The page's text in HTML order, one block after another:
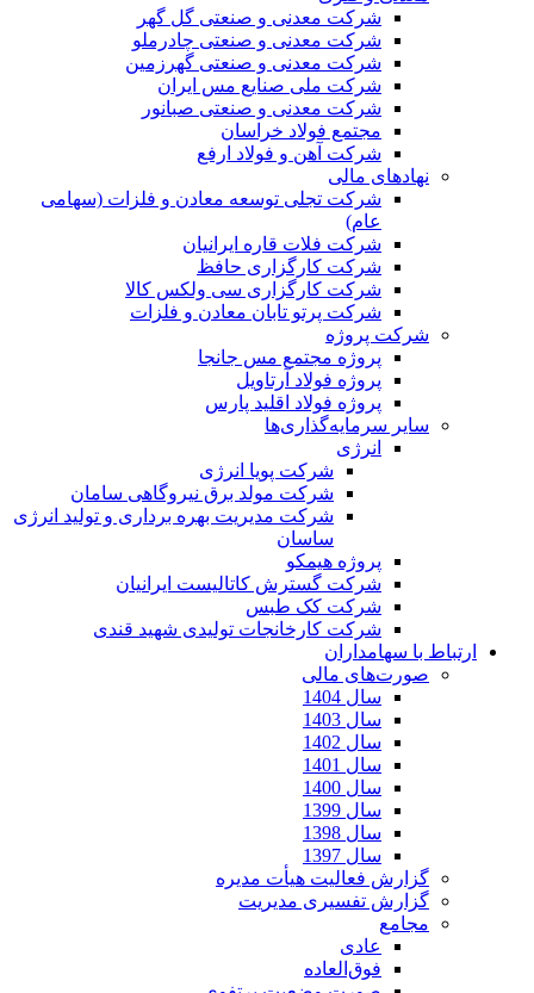
شرکت معدنی و صنعتی گل گهر
شرکت معدنی و صنعتی چادرملو
شرکت معدنی و صنعتی گهرزمین
شرکت ملی صنایع مس ایران
شرکت معدنی و صنعتی صبانور
مجتمع فولاد خراسان
شرکت آهن و فولاد ارفع
نهادهای مالی
شرکت تجلی توسعه معادن و فلزات (سهامی
عام)
شرکت فلات قاره ایرانیان
شرکت کارگزاری حافظ
شرکت کارگزاری سی ولکس کالا
شرکت پرتو تابان معادن و فلزات
شرکت پروژه
پروژه مجتمع مس جانجا
پروژه فولاد آرتاویل
پروژه فولاد اقلید پارس
سایر سرمایه‌گذاری‌ها
انرژی
شرکت پویا انرژی
شرکت مولد برق نیروگاهی سامان
شرکت مدیریت بهره برداری و تولید انرژی
ساسان
پروژه هیمکو
شرکت گسترش کاتالیست ایرانیان
شرکت کک طبس
شرکت کارخانجات تولیدی شهید قندی
ارتباط با سهامداران
صورت‌های مالی
سال 1404
سال 1403
سال 1402
سال 1401
سال 1400
سال 1399
سال 1398
سال 1397
گزارش فعالیت هیأت مدیره
گزارش تفسیری مدیریت
مجامع
عادی
فوق‌العاده